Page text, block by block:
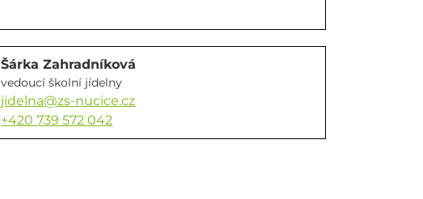
Šárka Zahradníková
vedoucí školní jídelny
jidelna@zs-nucice.cz
+420 739 572 042